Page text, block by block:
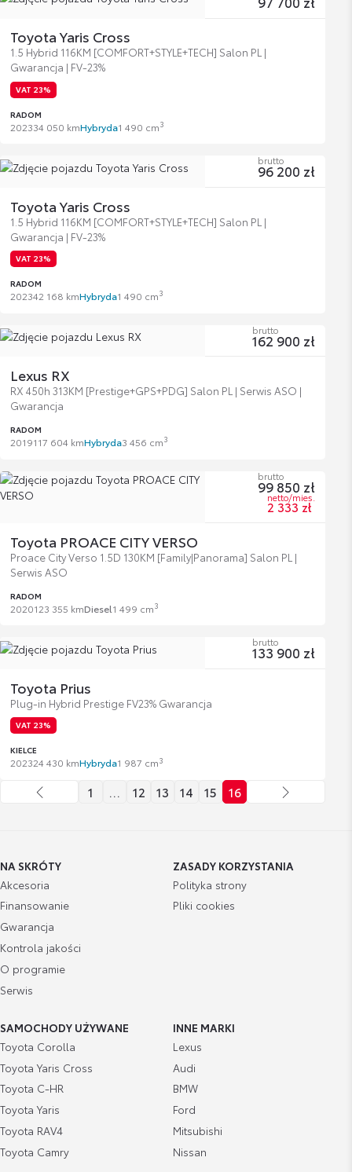
Toyota Yaris Cross
1.5 Hybrid 116KM [COMFORT+STYLE+TECH] Salon PL |
Gwarancja | FV-23%
VAT 23%
RADOM
202334 050 kmHybryda1 490 cm3
Toyota Yaris Cross
1.5 Hybrid 116KM [COMFORT+STYLE+TECH] Salon PL |
Gwarancja | FV-23%
VAT 23%
RADOM
202342 168 kmHybryda1 490 cm3
brutto
96 200 zł
Lexus RX
RX 450h 313KM [Prestige+GPS+PDG] Salon PL | Serwis ASO |
Gwarancja
RADOM
2019117 604 kmHybryda3 456 cm3
brutto
162 900 zł
Toyota PROACE CITY VERSO
Proace City Verso 1.5D 130KM [Family|Panorama] Salon PL |
Serwis ASO
RADOM
2020123 355 kmDiesel1 499 cm3
brutto
99 850 zł
netto/mies.
2 333 zł
Toyota Prius
Plug-in Hybrid Prestige FV23% Gwarancja
VAT 23%
KIELCE
202324 430 kmHybryda1 987 cm3
brutto
133 900 zł
1 … 12 13 14 15 16
NA SKRÓTY
Akcesoria
Finansowanie
Gwarancja
Kontrola jakości
O programie
Serwis
ZASADY KORZYSTANIA
Polityka strony
Pliki cookies
SAMOCHODY UŻYWANE
Toyota Corolla
Toyota Yaris Cross
Toyota C-HR
Toyota Yaris
Toyota RAV4
Toyota Camry
INNE MARKI
Lexus
Audi
BMW
Ford
Mitsubishi
Nissan